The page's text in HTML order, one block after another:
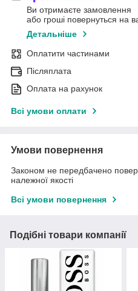
Ви отримаєте замовлення
або гроші повернуться на
Детальніше
Оплатити частинами
Післяплата
Оплата на рахунок
Всі умови оплати
Умови повернення
Законом не передбачено
належної якості
Всі умови повернення
Подібні товари компанії